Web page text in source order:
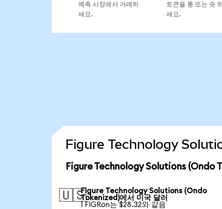
예측 시장에서 거래하
세요.
토큰을 롱 또는 숏
세요.
Figure Technology
Figure Technology Solutions (Ondo
🇺🇸Figure Technology Solutions (Ondo
Tokenized)에서 미국 달러
1 FIGRon는 $28.32와 같음